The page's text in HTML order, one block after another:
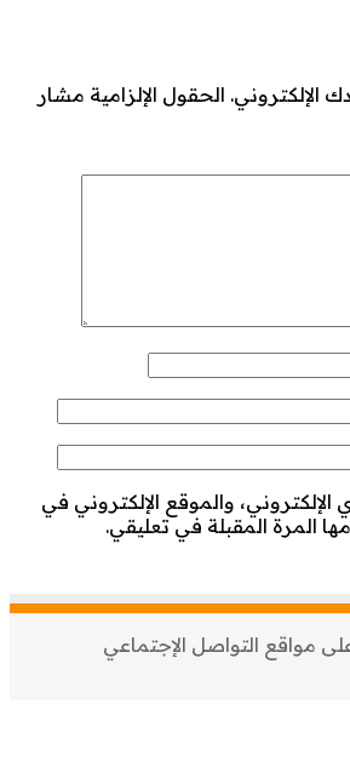
الإلكتروني. الحقول الإلزامية مشار
والموقع الإلكتروني في
المرة المقبلة في تعليقي.
مواقع التواصل الإجتماعي